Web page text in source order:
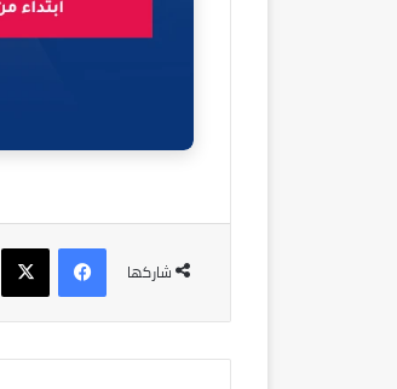
شاركها
فيسبوك‫X